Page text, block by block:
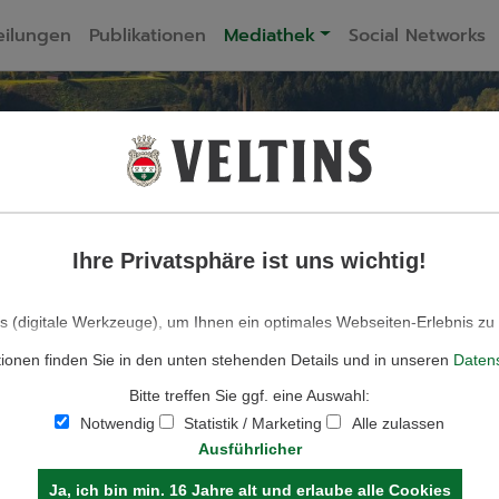
Publikationen Mediathek Social Networks
Ihre Privatsphäre ist uns wichtig!
(digitale Werkzeuge), um Ihnen ein optimales Webseiten-Erlebnis
die lediglich zu anonymen Statistikzwecken, für
zulassen möchten. Bitte beachten Sie, dass auf Basis Ihrer
der Seite zur Verfügung stehen. Weitere Informationen
Datenschutzhinweisen.
finden Sie in den unten stehenden Details und in unseren
Bitte treffen Sie ggf. eine Auswahl:
Notwendig
Statistik / Marketing
Alle zulassen
Ausführlicher
Ja, ich bin min. 16 Jahre alt und erlaube alle Cookies